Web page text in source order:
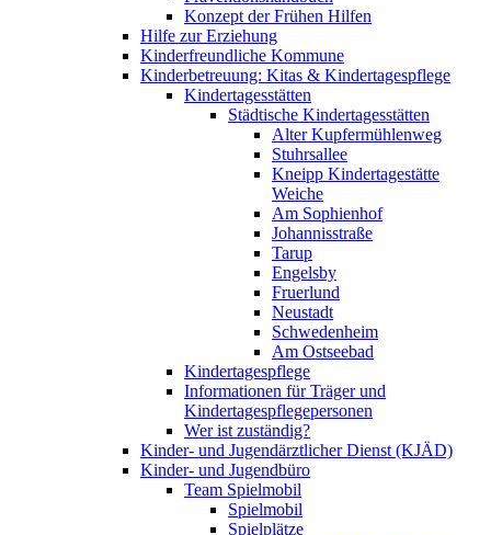
Konzept der Frühen Hilfen
Hilfe zur Erziehung
Kinderfreundliche Kommune
Kinderbetreuung: Kitas & Kindertagespflege
Kindertagesstätten
Städtische Kindertagesstätten
Alter Kupfermühlenweg
Stuhrsallee
Kneipp Kindertagestätte
Weiche
Am Sophienhof
Johannisstraße
Tarup
Engelsby
Fruerlund
Neustadt
Schwedenheim
Am Ostseebad
Kindertagespflege
Informationen für Träger und
Kindertagespflegepersonen
Wer ist zuständig?
Kinder- und Jugendärztlicher Dienst (KJÄD)
Kinder- und Jugendbüro
Team Spielmobil
Spielmobil
Spielplätze